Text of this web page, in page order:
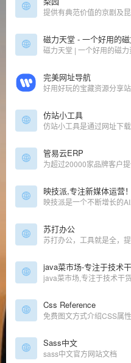
提供有典范价值的京剧及
完美网址导航
好用好玩的宝藏资源分享站
仿站小工具
管易云ERP
为超过20000家品牌客户
映技派,专注新媒体运营！
苏打办公
java菜市场-专注于技术
java菜市场,专注于技术干
Css Reference
免费图文方式介绍CSS属性
Sass中文
sass中文官方网站文档